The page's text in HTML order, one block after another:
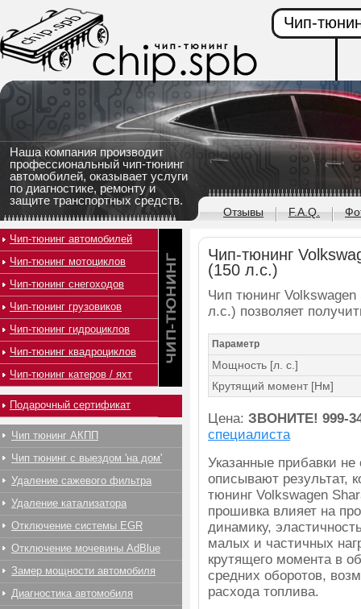
Наша компания производит
профессиональный чип-тюнинг
автомобилей, оказывает услуги
по диагностике, ремонту и
защите транспортных средств.
Чип-
Отзывы F.A.Q.
Чип-тюнинг
(150 л.с.)
Чип тюнинг
л.с.) позволяет
Параметр
Мощность [л. с.]
Крутящий момент [Нм]
Цена: ЗВОНИТЕ! 999-
специалиста
Указанные прибавки не
описывают результат,
тюнинг Volkswagen
прошивка влияет на
динамику,
малых и частичных
крутящего момента в
средних оборотов,
расхода топлива.
Чип-тюнинг автомобилей
Чип-тюнинг мотоциклов
Чип-тюнинг снегоходов
Чип-тюнинг грузовиков
Чип-тюнинг гидроциклов
Чип-тюнинг квадроциклов
Чип-тюнинг катеров / яхт
Подарочный сертификат
Чип тюнинг АКПП
Чип тюнинг с выездом 'на дом'
Удаление сажевого фильтра
Удаление катализатора
Отключение системы EGR
Отключение мочевины AdBlue
Замер мощности автомобиля
Диагностика автомобиля